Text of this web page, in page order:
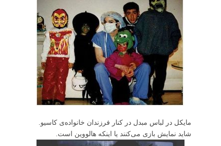
مایکل در لباس مبدل در کنار فرزندان خانواده‌ی کاسیو.
شاید نمایش بازی می‌کنند یا اینکه هالووین است.